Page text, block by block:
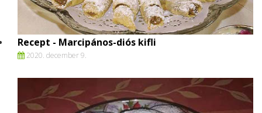
Recept - Marcipános-diós kifli
2020. december 9.